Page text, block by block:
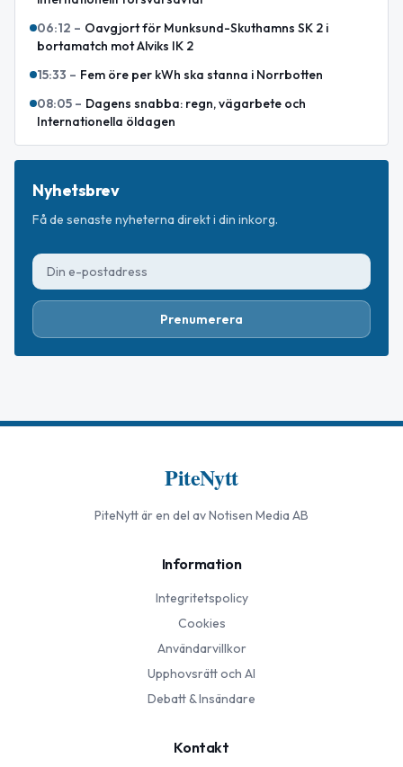
06:12 – Oavgjort för Munksund-Skuthamns SK 2 i
bortamatch mot Alviks IK 2
15:33 – Fem öre per kWh ska stanna i Norrbotten
08:05 – Dagens snabba: regn, vägarbete och
Internationella öldagen
Nyhetsbrev
Få de senaste nyheterna direkt i din inkorg.
Prenumerera
PiteNytt
PiteNyttär en del av Notisen Media AB
Information
Integritetspolicy
Cookies
Användarvillkor
Upphovsrätt och AI
Debatt & Insändare
Kontakt